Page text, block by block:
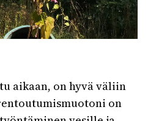
aikaan, on hyvä väliin
on